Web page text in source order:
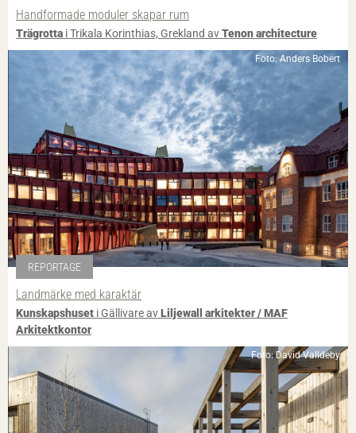
Handformade moduler skapar rum
Trägrotta i Trikala Korinthias, Grekland avTenon architecture
Foto: Anders Bobert
REPORTAGE
Landmärke med karaktär
Kunskapshuset i Gällivare avLiljewall arkitekter / MAF
Arkitektkontor
Foto: David Valldeby